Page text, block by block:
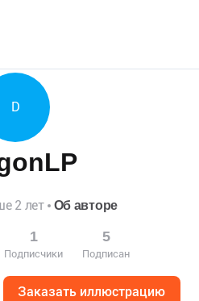
D
2 лет Об авторе
1
Подписчики
5
Подписан
Заказать иллюстрацию